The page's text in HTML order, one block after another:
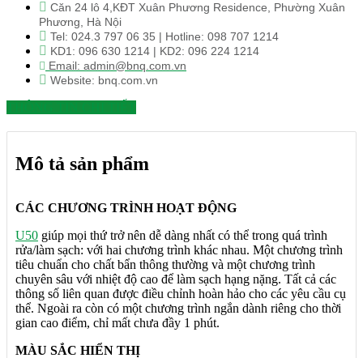
Căn 24 lô 4,KĐT Xuân Phương Residence, Phường Xuân
Phương, Hà Nội
Tel: 024.3 797 06 35 | Hotline: 098 707 1214
KD1: 096 630 1214 | KD2: 096 224 1214
Email: admin@bnq.com.vn
Website: bnq.com.vn
Mô tả sản phẩm
CÁC CHƯƠNG TRÌNH HOẠT ĐỘNG
U50 giúp mọi thứ trở nên dễ dàng nhất có thể trong quá trình
rửa/làm sạch: với hai chương trình khác nhau. Một chương trình
tiêu chuẩn cho chất bẩn thông thường và một chương trình
chuyên sâu với nhiệt độ cao để làm sạch hạng nặng. Tất cả các
thông số liên quan được điều chỉnh hoàn hảo cho các yêu cầu cụ
thể. Ngoài ra còn có một chương trình ngắn dành riêng cho thời
gian cao điểm, chỉ mất chưa đầy 1 phút.
MÀU SẮC HIỂN THỊ